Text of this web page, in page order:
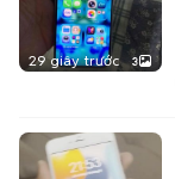
29 giây trước 3